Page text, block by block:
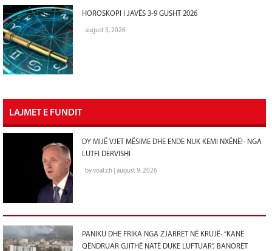
HOROSKOPI I JAVËS 3-9 GUSHT 2026
august 3, 2026
LAJMET E FUNDIT
DY MIJË VJET MËSIME DHE ENDE NUK KEMI NXËNË!- NGA
LUTFI DERVISHI
by voal.ch | august 9, 2026
PANIKU DHE FRIKA NGA ZJARRET NË KRUJË- “KANË
QËNDRUAR GJITHË NATË DUKE LUFTUAR”, BANORËT